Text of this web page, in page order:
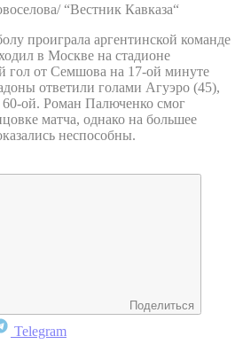
“Вестник Кавказа“
проиграла аргентинской команде
в Москве на стадионе
от Семшова на 17-ой минуте
ответили голами Агуэро (45),
ой. Роман Палюченко смог
матча, однако на большее
неспособны.
Поделиться
Telegram